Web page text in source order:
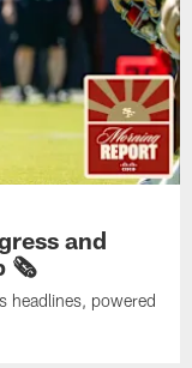
and
🗞️
headlines, powered